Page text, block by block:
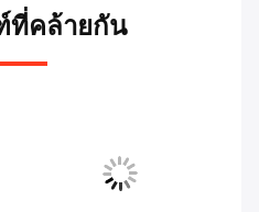
คล้ายกัน